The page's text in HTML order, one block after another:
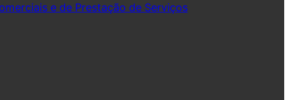
e de Prestação de Serviços